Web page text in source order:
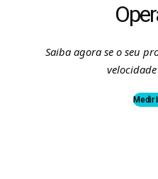
Saiba agora se o seu
Medir